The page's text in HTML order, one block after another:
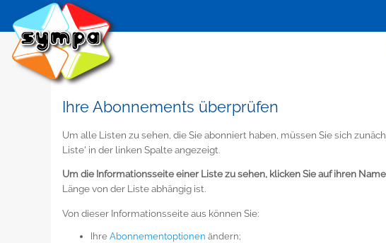
Ihre Abonnements überprüfen
Um alle Listen zu sehen, die Sie abonniert haben, müssen Sie sich
Liste' in der linken Spalte angezeigt.
Um die Informationsseite einer Liste zu sehen, klicken Sie auf ihren
Länge von der Liste abhängig ist.
Von dieser Informationsseite aus können Sie:
Ihre Abonnementoptionen ändern;